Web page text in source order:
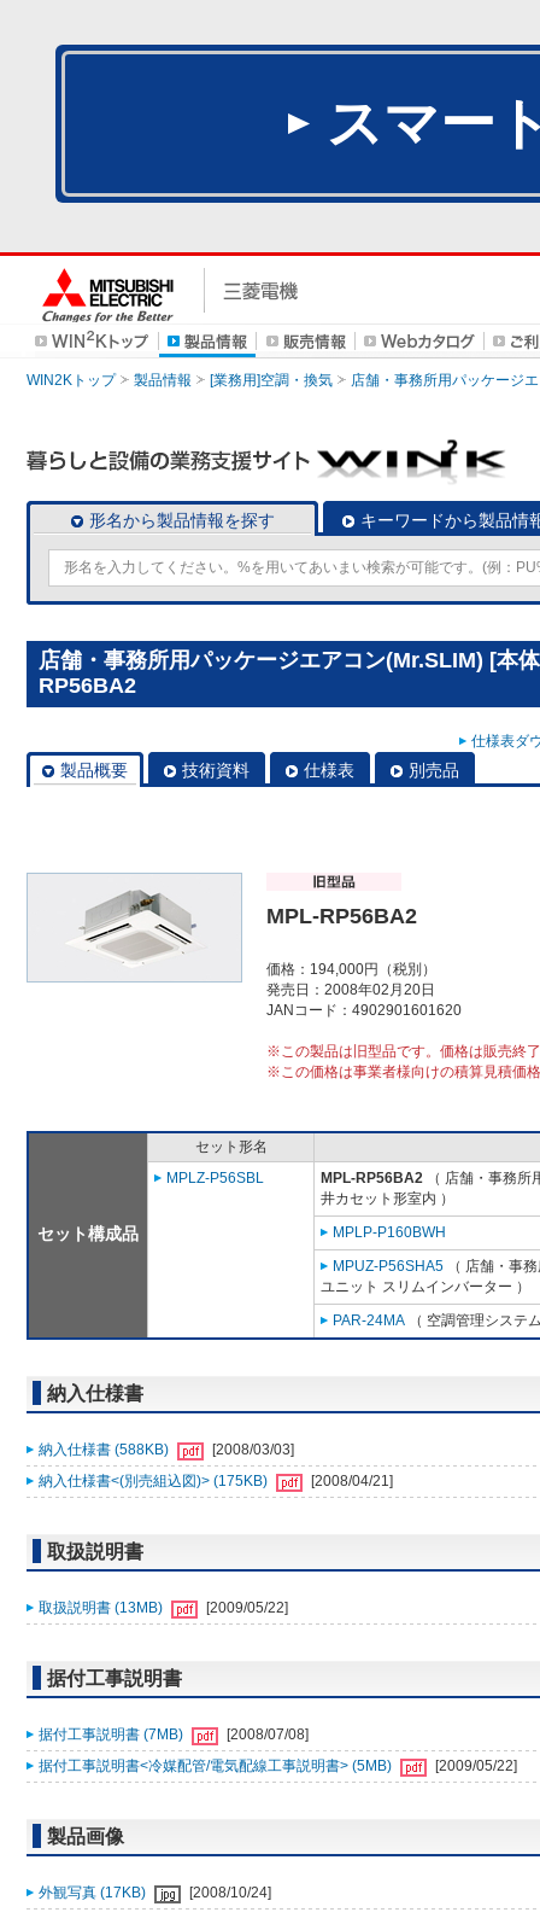
スマー
WIN2Kトップ 製品情報 [業務用]空調・換気 店舗・事務所用パッケージ
形名から製品情報を探す キーワードから製品情
店舗・事務所用パッケージエアコン(Mr.SLIM) [本
RP56BA2
仕様表ダ
製品概要 技術資料 仕様表 別売品
MPL-RP56BA2
価格：194,000円（税別）
発売日：2008年02月20日
JANコード：4902901601620
※この製品は旧型品です。価格は販売終
※この価格は事業者様向けの積算見積価
セット構成品
セット形名
MPLZ-P56SBL
MPL-RP56BA2 （ 店舗・事務所
井カセット形室内 ）
MPLP-P160BWH
MPUZ-P56SHA5 （ 店舗・事
ユニット スリムインバーター ）
PAR-24MA （ 空調管理システ
納入仕様書
納入仕様書 (588KB)
[2008/03/03]
納入仕様書<(別売組込図)> (175KB)
[2008/04/21]
取扱説明書
取扱説明書 (13MB) [2009/05/22]
据付工事説明書
据付工事説明書 (7MB)
[2008/07/08]
据付工事説明書<冷媒配管/電気配線工事説明書> (5MB)
[2009/05/22]
製品画像
外観写真 (17KB) [2008/10/24]